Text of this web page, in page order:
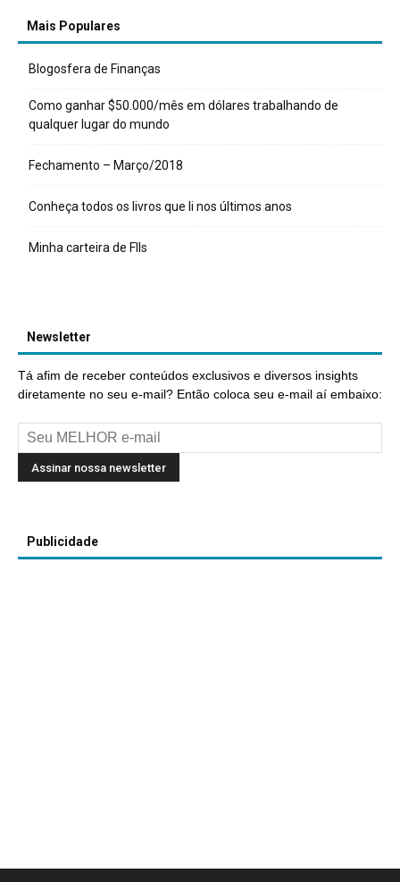
Mais Populares
Blogosfera de Finanças
Como ganhar $50.000/mês em dólares trabalhando de
qualquer lugar do mundo
Fechamento – Março/2018
Conheça todos os livros que li nos últimos anos
Minha carteira de FIIs
Newsletter
Tá afim de receber conteúdos exclusivos e diversos insights
diretamente no seu e-mail? Então coloca seu e-mail aí embaixo:
Publicidade